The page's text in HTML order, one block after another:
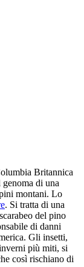
Britannica
di una
montani. Lo
. Si tratta di una
del pino
di danni
Gli insetti,
più miti, si
così rischiano di